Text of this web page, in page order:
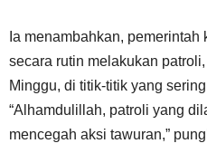
Ia menambahkan,
secara rutin melakukan
Minggu, di titik-titik yang
“Alhamdulillah, patroli yang
mencegah aksi tawuran,”